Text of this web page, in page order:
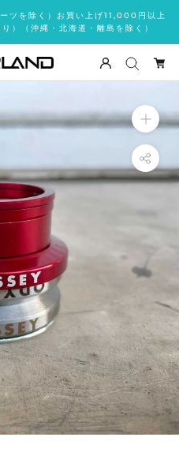
ツを除く）お買い上げ11,000円以上
）（沖縄・北海道・離島を除く）